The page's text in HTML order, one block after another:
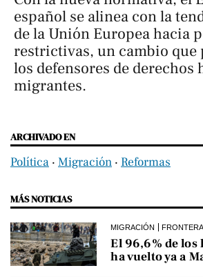
español se alinea con la
de la Unión Europea hacia
restrictivas, un cambio que
los defensores de derechos
migrantes.
ARCHIVADO EN
Política ‧ Migración ‧ Reformas
MÁS NOTICIAS
MIGRACIÓN
El 96,6% de los
ha vuelto ya a